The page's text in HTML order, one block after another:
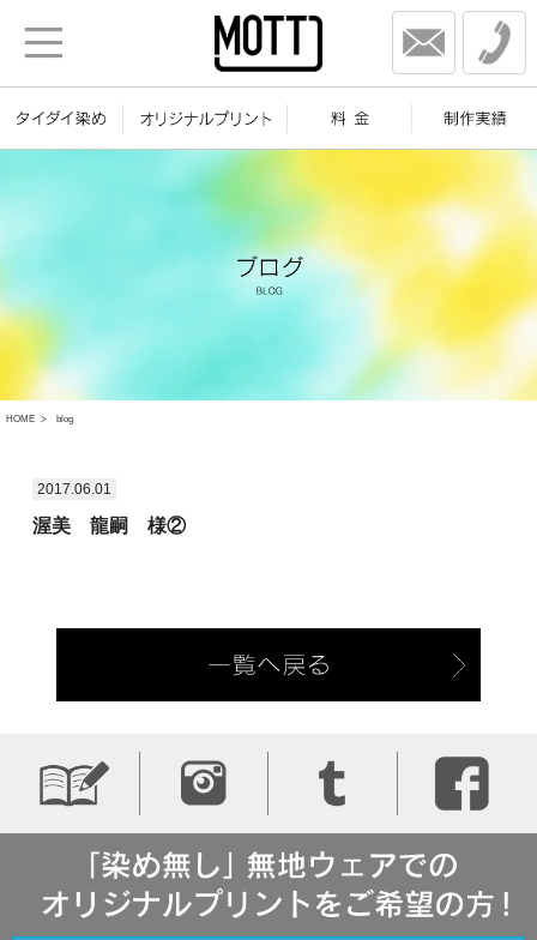
HOME blog
2017.06.01
渥美 龍嗣 様②